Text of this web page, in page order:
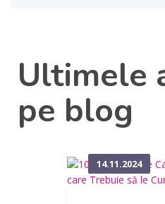
Ultimele
pe blog
14.11.2024